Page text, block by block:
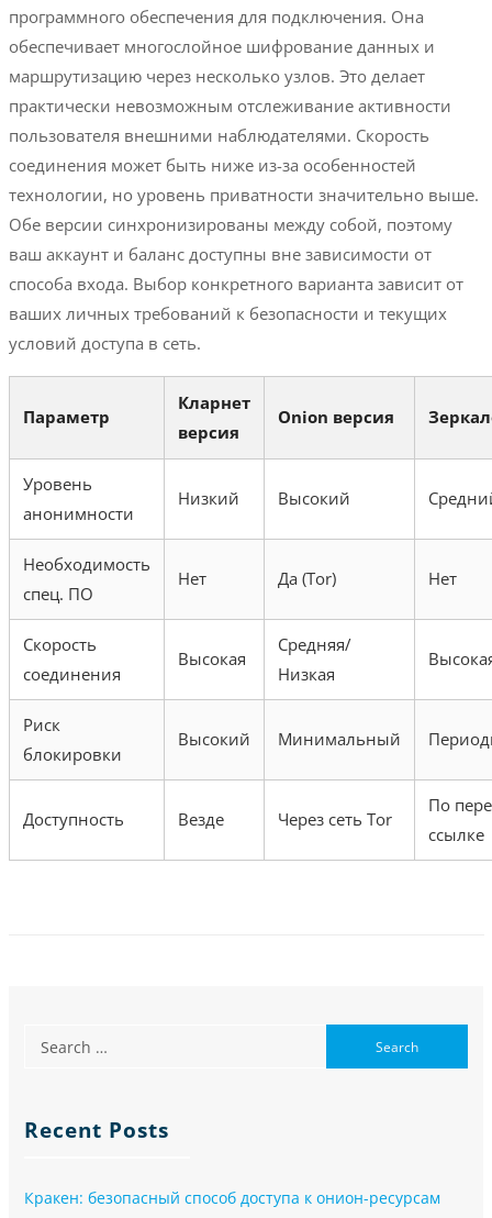
программного обеспечения для подключения. Она
обеспечивает многослойное шифрование данных и
маршрутизацию через несколько узлов. Это делает
практически невозможным отслеживание активности
пользователя внешними наблюдателями. Скорость
соединения может быть ниже из-за особенностей
технологии, но уровень приватности значительно выше.
Обе версии синхронизированы между собой, поэтому
ваш аккаунт и баланс доступны вне зависимости от
способа входа. Выбор конкретного варианта зависит от
ваших личных требований к безопасности и текущих
условий доступа в сеть.
Параметр
Кларнет
версия
Onion версия
Уровень
анонимности
Низкий Высокий
Необходимость
спец. ПО
Нет Да (Tor) Нет
Скорость
соединения
Высокая
Средняя/
Низкая
Риск
блокировки
Высокий Минимальный
Доступность Везде Через сеть Tor
По
ссылке
Recent Posts
Кракен: безопасный способ доступа к онион-ресурсам